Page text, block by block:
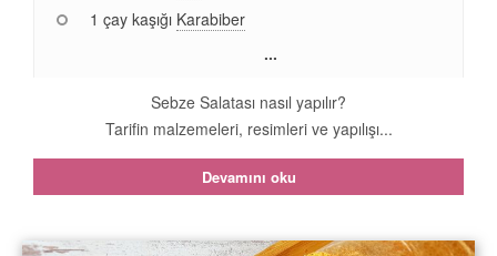
1 çay kaşığı Karabiber
...
Sebze Salatası nasıl yapılır?
Tarifin malzemeleri, resimleri ve yapılışı...
Devamını oku